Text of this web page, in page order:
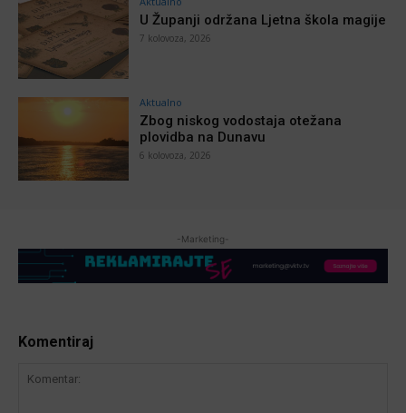
U Županji održana Ljetna škola magije
7 kolovoza, 2026
Aktualno
Zbog niskog vodostaja otežana
plovidba na Dunavu
6 kolovoza, 2026
-Marketing-
Komentiraj